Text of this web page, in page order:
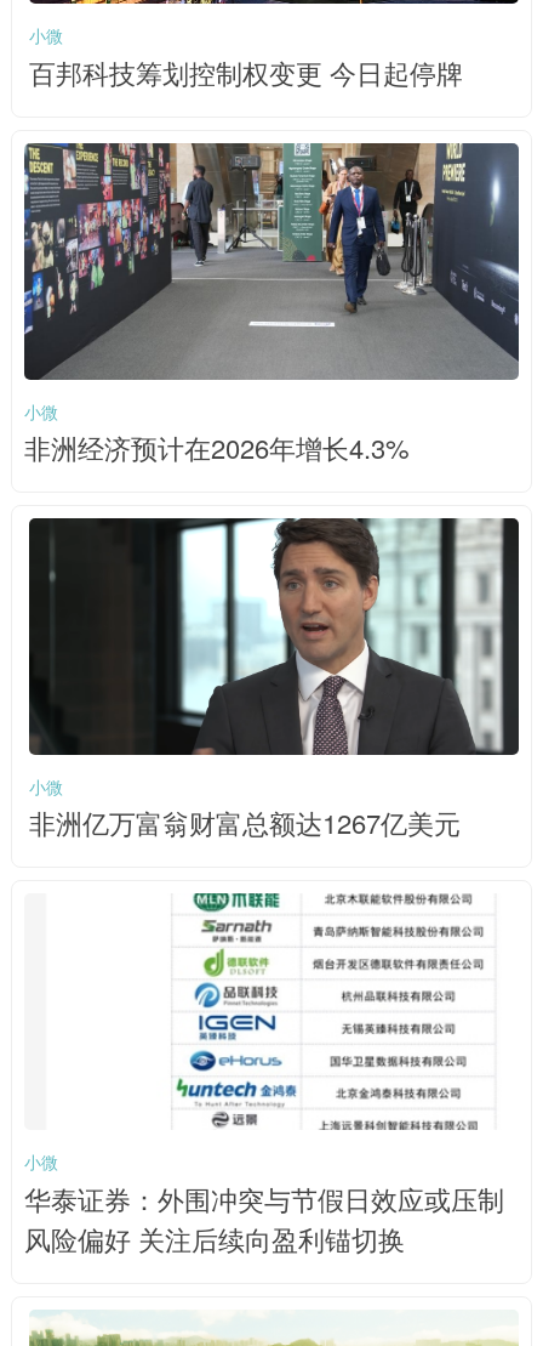
小微
百邦科技筹划控制权变更 今日起停牌
小微
非洲经济预计在2026年增长4.3%
小微
非洲亿万富翁财富总额达1267亿美元
小微
华泰证券：外围冲突与节假日效应或压制
风险偏好 关注后续向盈利锚切换